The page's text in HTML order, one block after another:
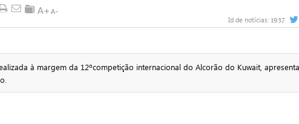
Id de notícias: 1937
à margem da 12ºcompetição internacional do Alcorão do Kuwait,